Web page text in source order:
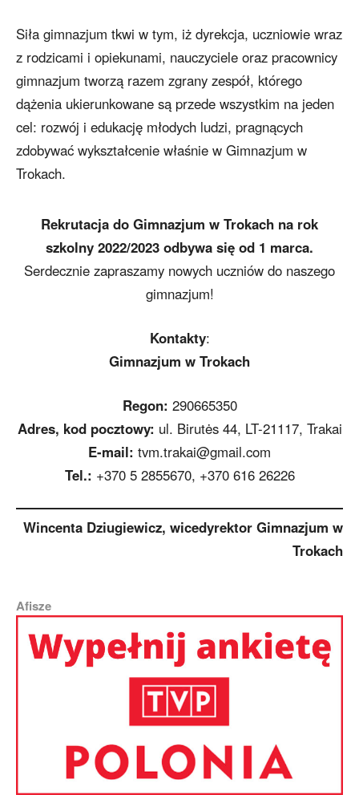
Siła gimnazjum tkwi w tym, iż dyrekcja, uczniowie wraz
z rodzicami i opiekunami, nauczyciele oraz pracownicy
gimnazjum tworzą razem zgrany zespół, którego
dążenia ukierunkowane są przede wszystkim na jeden
cel: rozwój i edukację młodych ludzi, pragnących
zdobywać wykształcenie właśnie w Gimnazjum w
Trokach.
Rekrutacja do Gimnazjum w Trokach na rok
szkolny 2022/2023 odbywa się od 1 marca.
Serdecznie zapraszamy nowych uczniów do naszego
gimnazjum!
Kontakty:
Gimnazjum w Trokach
Regon: 290665350
Adres, kod pocztowy: ul. Birutės 44, LT-21117, Trakai
E-mail: tvm.trakai@gmail.com
Tel.: +370 5 2855670, +370 616 26226
Wincenta Dziugiewicz, wicedyrektor Gimnazjum w
Trokach
Afisze